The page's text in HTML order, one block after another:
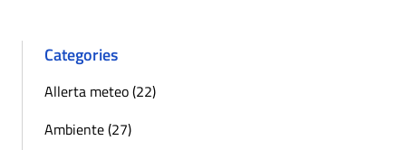
Categories
Allerta meteo (22)
Ambiente (27)